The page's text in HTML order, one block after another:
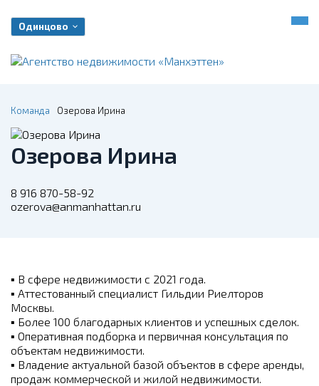
Одинцово
Команда Озерова Ирина
Озерова Ирина
8 916 870-58-92
ozerova@anmanhattan.ru
▪ В сфере недвижимости с 2021 года.
▪ Аттестованный специалист Гильдии Риелторов
Москвы.
▪ Более 100 благодарных клиентов и успешных сделок.
▪ Оперативная подборка и первичная консультация по
объектам недвижимости.
▪ Владение актуальной базой объектов в сфере аренды,
продаж коммерческой и жилой недвижимости.